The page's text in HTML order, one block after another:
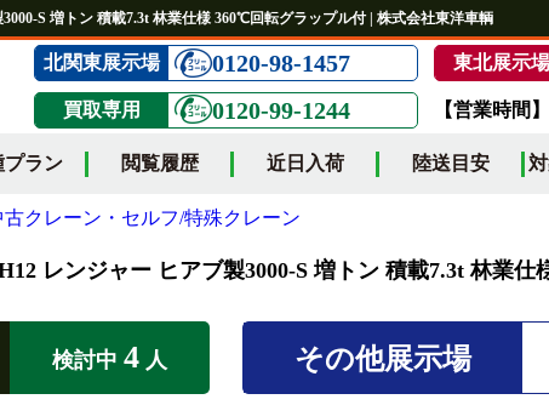
S 増トン 積載7.3t 林業仕様 360℃回転グラップル付 | 株式会社東洋車輌
北関東展示場 0120-98-1457 東北展示
買取専用 0120-99-1244 【営業時間
プラン 閲覧履歴 近日入荷 陸送目安
古クレーン・セルフ/特殊クレーン
レンジャー ヒアブ製3000-S 増トン 積載7.3t 林業
検討中 4 人 その他展示場